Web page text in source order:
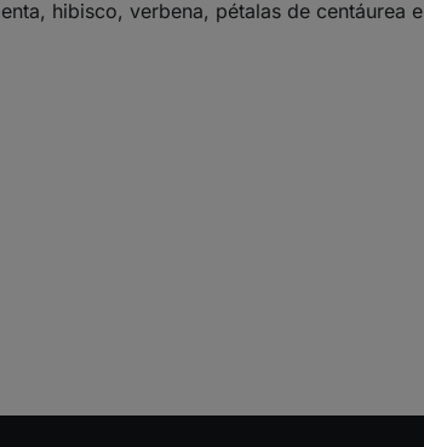
hibisco, verbena, pétalas de centáurea e